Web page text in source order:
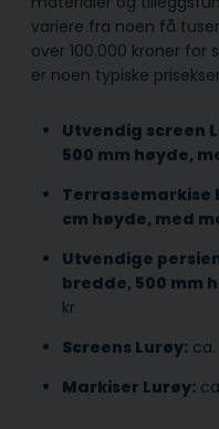
variere fra noen få
over 100.000 kroner for
er noen typiske
Utvendig screen
500 mm høyde,
Terrassemarkise
cm høyde, med
Utvendige
bredde, 500 mm
kr
Screens Lurøy:
Markiser Lurøy: